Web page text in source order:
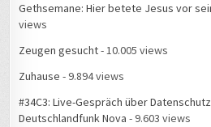
Gethsemane: Hier betete Jesus vor
views
Zeugen gesucht- 10.005 views
Zuhause - 9.894 views
#34C3: Live-Gespräch über
Deutschlandfunk Nova - 9.603 views